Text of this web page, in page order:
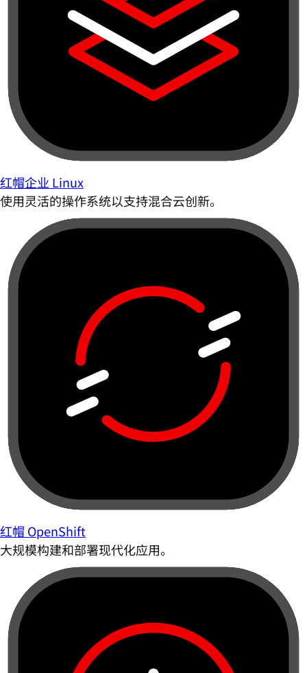
红帽企业 Linux
使用灵活的操作系统以支持混合云创新。
红帽 OpenShift
大规模构建和部署现代化应用。